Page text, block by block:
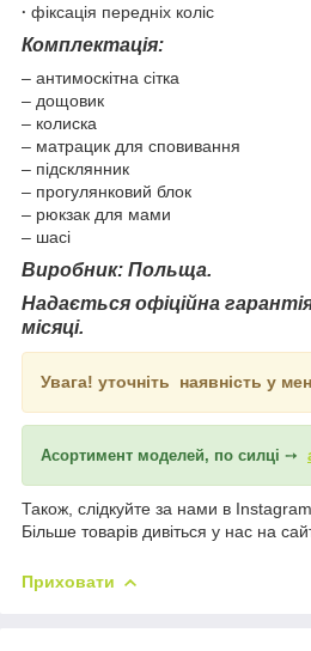
𐤟 фіксація передніх коліс
Комплектація:
‒ антимоскітна сітка
‒ дощовик
‒ колиска
‒ матрацик для сповивання
‒ підсклянник
‒ прогулянковий блок
‒ рюкзак для мами
‒ шасі
Виробник: Польща.
Надається офіційна
місяці.
Увага! уточніть наявність у
Асортимент моделей, по силці ➙
Також, слідкуйте за нами в Instagram
Більше товарів дивіться у нас на
Приховати